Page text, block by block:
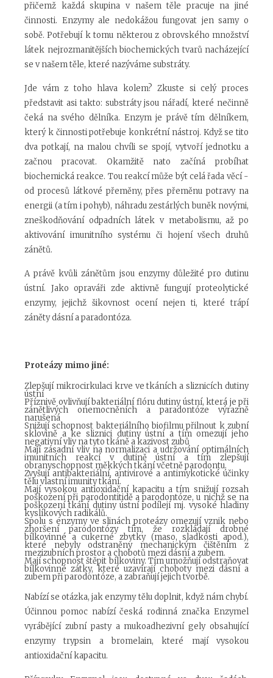
přičemž každá skupina v našem těle pracuje na jiné
činnosti. Enzymy ale nedokážou fungovat jen samy o
sobě. Potřebují k tomu některou z obrovského množství
látek nejrozmanitějších biochemických tvarů nacházející
se v našem těle, které nazýváme substráty.
Jde vám z toho hlava kolem? Zkuste si celý proces
představit asi takto: substráty jsou nářadí, které nečinně
čeká na svého dělníka. Enzym je právě tím dělníkem,
který k činnosti potřebuje konkrétní nástroj. Když se tito
dva potkají, na malou chvíli se spojí, vytvoří jednotku a
začnou pracovat. Okamžitě nato začíná probíhat
biochemická reakce. Tou reakcí může být celá řada věcí -
od procesů látkové přeměny, přes přeměnu potravy na
energii (a tím i pohyb), náhradu zestárlých buněk novými,
zneškodňování odpadních látek v metabolismu, až po
aktivování imunitního systému či hojení všech druhů
zánětů.
A právě kvůli zánětům jsou enzymy důležité pro dutinu
ústní. Jako opraváři zde aktivně fungují proteolytické
enzymy, jejichž šikovnost ocení nejen ti, které trápí
záněty dásní a paradontóza.
Proteázy mimo jiné:
Zlepšují mikrocirkulaci krve ve tkáních a sliznicích dutiny
ústní
Příznivě ovlivňují bakteriální flóru dutiny ústní, která je při
zánětlivých onemocněních a paradontóze výrazně
narušená
Snižují schopnost bakteriálního biofilmu přilnout k zubní
sklovině a ke sliznici dutiny ústní a tím omezují jeho
negativní vliv na tyto tkáně a kazivost zubů
Mají zásadní vliv na normalizaci a udržování optimálních
imunitních reakcí v dutině ústní a tím zlepšují
obranyschopnost měkkých tkání včetně parodontu.
Zvyšují antibakteriální, antivirové a antimykotické účinky
tělu vlastní imunity tkání.
Mají vysokou antioxidační kapacitu a tím snižují rozsah
poškození při parodontitidě a parodontóze, u nichž se na
poškození tkání dutiny ústní podílejí mj. vysoké hladiny
kyslíkových radikálů.
Spolu s enzymy ve slinách proteázy omezují vznik nebo
zhoršení parodontózy tím, že rozkládají drobné
bílkovinné a cukerné zbytky (maso, sladkosti apod.),
které nebyly odstraněny mechanickým čištěním z
mezizubních prostor a chobotů mezi dásní a zubem.
Mají schopnost štěpit bílkoviny. Tím umožňují odstraňovat
bílkovinné zátky, které uzavírají choboty mezi dásní a
zubem při parodontóze, a zabraňují jejich tvorbě.
Nabízí se otázka, jak enzymy tělu doplnit, když nám chybí.
Účinnou pomoc nabízí česká rodinná značka Enzymel
vyrábějící zubní pasty a mukoadhezivní gely obsahující
enzymy trypsin a bromelain, které mají vysokou
antioxidační kapacitu.